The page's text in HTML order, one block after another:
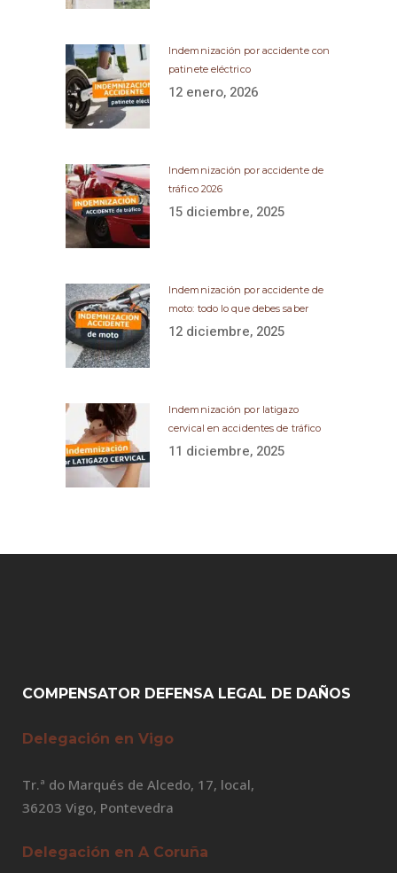
Indemnización por accidente con
patinete eléctrico
12 enero, 2026
Indemnización por accidente de
tráfico 2026
15 diciembre, 2025
Indemnización por accidente de
moto: todo lo que debes saber
12 diciembre, 2025
Indemnización por latigazo
cervical en accidentes de tráfico
11 diciembre, 2025
COMPENSATOR DEFENSA LEGAL DE DAÑOS
Delegación en Vigo
Tr.ª do Marqués de Alcedo, 17, local,
36203 Vigo, Pontevedra
Delegación en A Coruña